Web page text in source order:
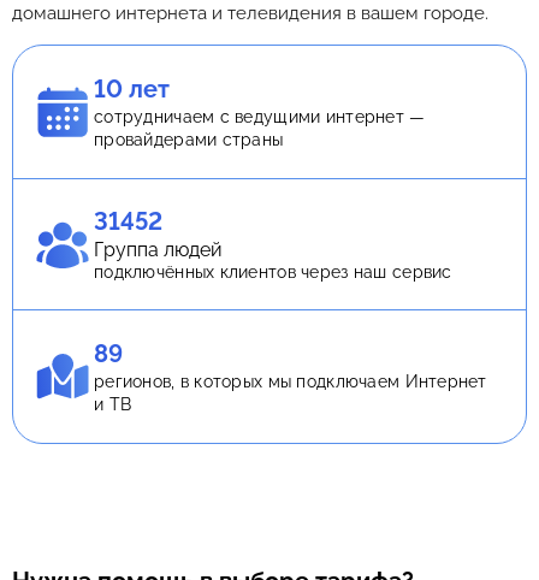
домашнего интернета и телевидения в вашем городе.
10 лет
сотрудничаем с ведущими интернет —
провайдерами страны
31452
Группа людей
подключённых клиентов через наш сервис
89
регионов, в которых мы подключаем Интернет
и ТВ